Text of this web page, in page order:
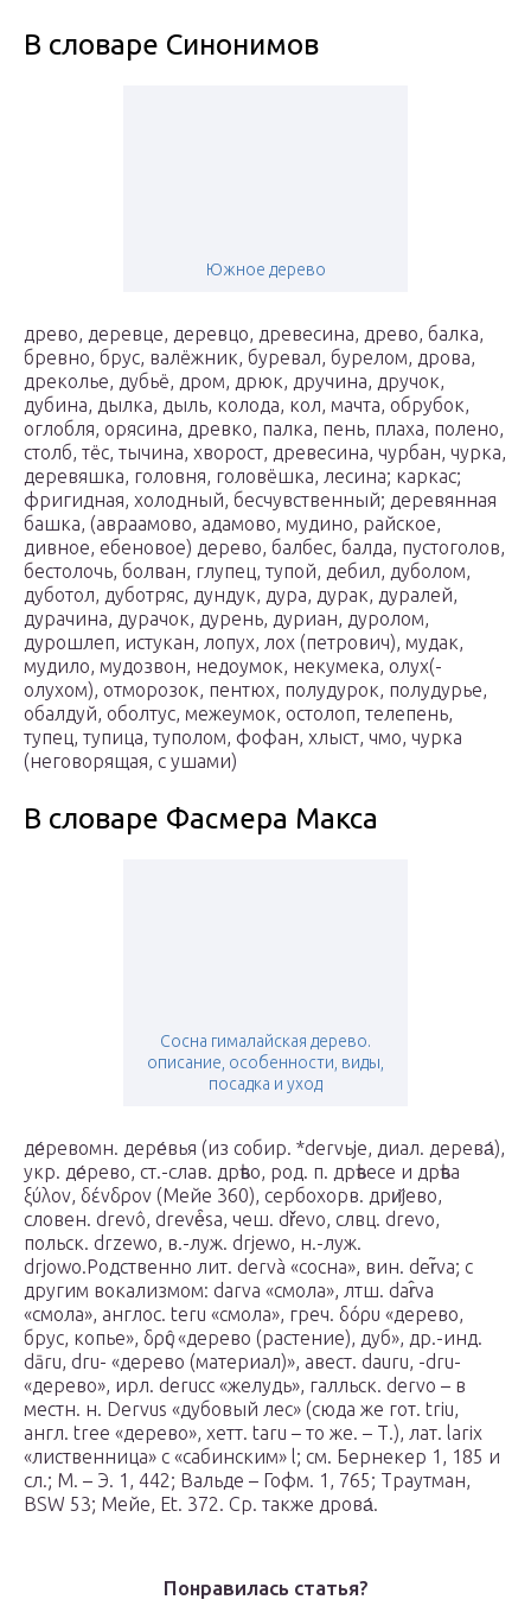
В словаре Синонимов
Южное дерево
древо, деревце, деревцо, древесина, древо, балка,
бревно, брус, валёжник, буревал, бурелом, дрова,
дреколье, дубьё, дром, дрюк, дручина, дручок,
дубина, дылка, дыль, колода, кол, мачта, обрубок,
оглобля, орясина, древко, палка, пень, плаха, полено,
столб, тёс, тычина, хворост, древесина, чурбан, чурка,
деревяшка, головня, головёшка, лесина; каркас;
фригидная, холодный, бесчувственный; деревянная
башка, (авраамово, адамово, мудино, райское,
дивное, ебеновое) дерево, балбес, балда, пустоголов,
бестолочь, болван, глупец, тупой, дебил, дуболом,
дуботол, дуботряс, дундук, дура, дурак, дуралей,
дурачина, дурачок, дурень, дуриан, дуролом,
дурошлеп, истукан, лопух, лох (петрович), мудак,
мудило, мудозвон, недоумок, некумека, олух(-
олухом), отморозок, пентюх, полудурок, полудурье,
обалдуй, оболтус, межеумок, остолоп, телепень,
тупец, тупица, туполом, фофан, хлыст, чмо, чурка
(неговорящая, с ушами)
В словаре Фасмера Макса
Сосна гималайская дерево.
описание, особенности, виды,
посадка и уход
де́ревомн. дере́вья (из собир. *dervьje, диал. дерева́),
укр. де́рево, ст.-слав. дрѣво, род. п. дрѣвесе и дрѣва
ξύλον, δένδρον (Мейе 360), сербохорв. дри̏jево,
словен. drevô, drevė̑sa, чеш. dřevo, слвц. drevo,
польск. drzewo, в.-луж. drjewo, н.-луж.
drjowo.Родственно лит. dervà «сосна», вин. der̃va; с
другим вокализмом: darva «смола», лтш. dar̂va
«смола», англос. teru «смола», греч. δόρυ «дерево,
брус, копье», δρῦς «дерево (растение), дуб», др.-инд.
dāru, dru- «дерево (материал)», авест. dauru, -dru-
«дерево», ирл. derucc «желудь», галльск. dervo – в
местн. н. Dervus «дубовый лес» (сюда же гот. triu,
англ. tree «дерево», хетт. taru – то же. – Т.), лат. larix
«лиственница» с «сабинским» l; см. Бернекер 1, 185 и
сл.; М. – Э. 1, 442; Вальде – Гофм. 1, 765; Траутман,
BSW 53; Мейе, Et. 372. Ср. также дрова́.
Понравилась статья?